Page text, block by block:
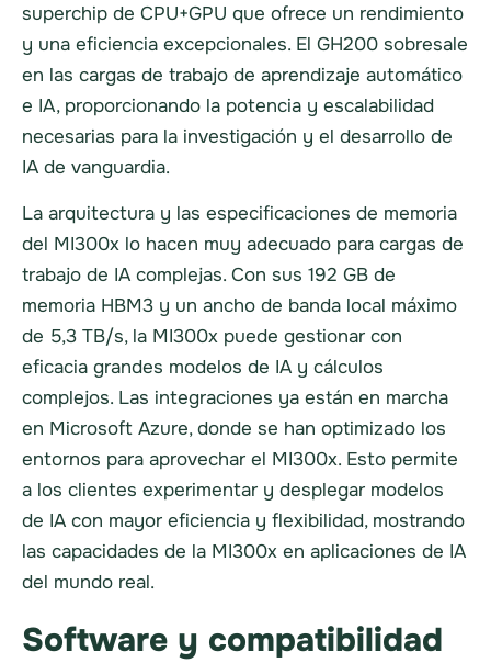
superchip de CPU+GPU que ofrece un rendimiento
y una eficiencia excepcionales. El GH200 sobresale
en las cargas de trabajo de aprendizaje automático
e IA, proporcionando la potencia y escalabilidad
necesarias para la investigación y el desarrollo de
IA de vanguardia.
La arquitectura y las especificaciones de memoria
del MI300x lo hacen muy adecuado para cargas de
trabajo de IA complejas. Con sus 192 GB de
memoria HBM3 y un ancho de banda local máximo
de 5,3 TB/s, la MI300x puede gestionar con
eficacia grandes modelos de IA y cálculos
complejos. Las integraciones ya están en marcha
en Microsoft Azure, donde se han optimizado los
entornos para aprovechar el MI300x. Esto permite
a los clientes experimentar y desplegar modelos
de IA con mayor eficiencia y flexibilidad, mostrando
las capacidades de la MI300x en aplicaciones de IA
del mundo real.
Software y compatibilidad